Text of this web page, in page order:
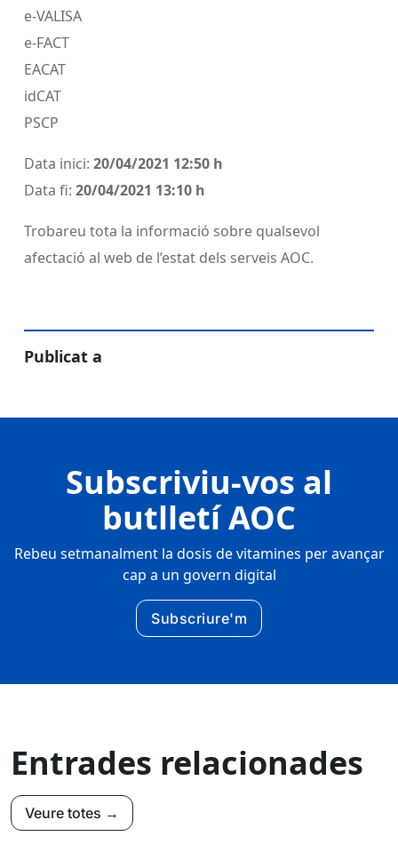
e-VALISA
e-FACT
EACAT
idCAT
PSCP
Data inici: 20/04/2021 12:50 h
Data fi: 20/04/2021 13:10 h
Trobareu tota la informació sobre qualsevol
afectació al web de l’estat dels serveis AOC.
Publicat a
Subscriviu-vos al
butlletí AOC
Rebeu setmanalment la dosis de vitamines per avançar
cap a un govern digital
Subscriure'm
Entrades relacionades
Veure totes →